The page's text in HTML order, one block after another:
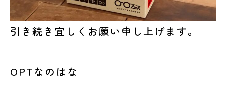
引き続き宜しくお願い申し上げます。
OPTなのはな